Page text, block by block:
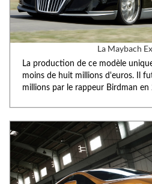
La Maybach
La production de ce modèle
moins de huit millions d'euros. Il
millions par le rappeur Birdman en